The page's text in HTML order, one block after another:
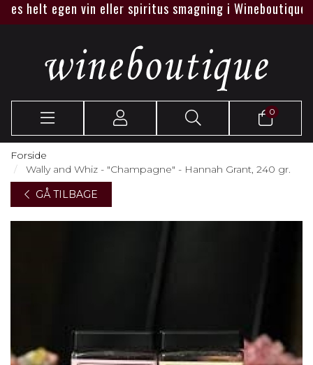
egen vin eller spiritus smagning i Wineboutique
0
Forside
Wally and Whiz - "Champagne" - Hannah Grant, 240 gr.
GÅ TILBAGE